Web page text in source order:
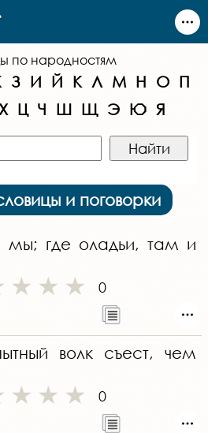
по народностям
З И Й К Л М Н О П
Ц Ч Ш Щ Э Ю Я
и поговорки
мы; где оладьи, там и
0
волк съест, чем
0